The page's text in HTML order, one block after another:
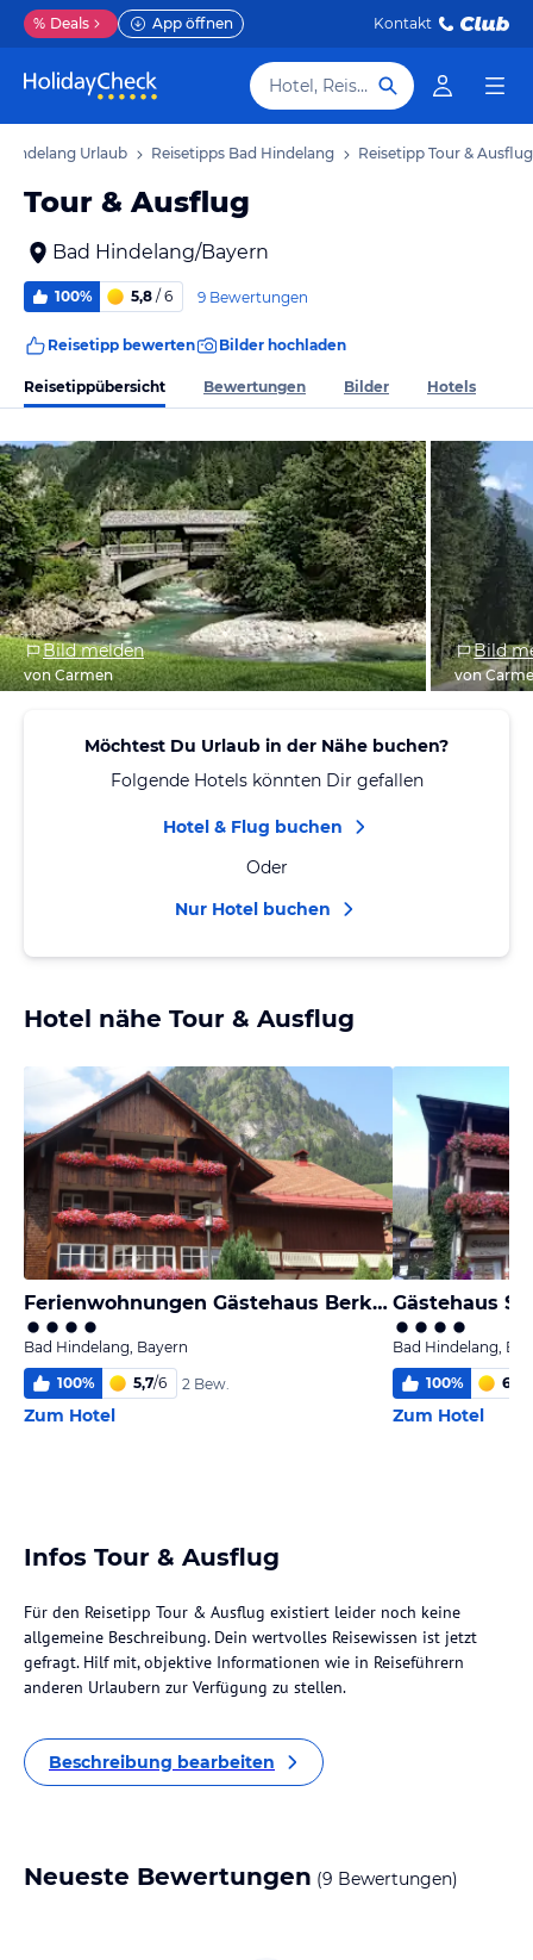
% Deals App öffnen Kontakt
Hotel, Reiseziel
Hindelang Urlaub Reisetipps Bad Hindelang Reisetipp Tour & Ausflug
Tour & Ausflug
Bad Hindelang/Bayern
100% 5,8 / 6 9 Bewertungen
Reisetipp bewerten Bilder hochladen
Reisetippübersicht Bewertungen Bilder Hotels
Bild melden
von Carmen
Bild
von
Möchtest Du Urlaub in der Nähe buchen?
Folgende Hotels könnten Dir gefallen
Hotel & Flug buchen
Oder
Nur Hotel buchen
Hotel nähe Tour & Ausflug
Ferienwohnungen Gästehaus Berktold
Bad Hindelang, Bayern
100% 5,7/6 2 Bew.
Zum Hotel
Gästehaus
Bad Hindelang,
100% 6,0
Zum Hotel
Infos Tour & Ausflug
Für den Reisetipp Tour & Ausflug existiert leider noch keine
allgemeine Beschreibung. Dein wertvolles Reisewissen ist jetzt
gefragt. Hilf mit, objektive Informationen wie in Reiseführern
anderen Urlaubern zur Verfügung zu stellen.
Beschreibung bearbeiten
Neueste Bewertungen (9 Bewertungen)